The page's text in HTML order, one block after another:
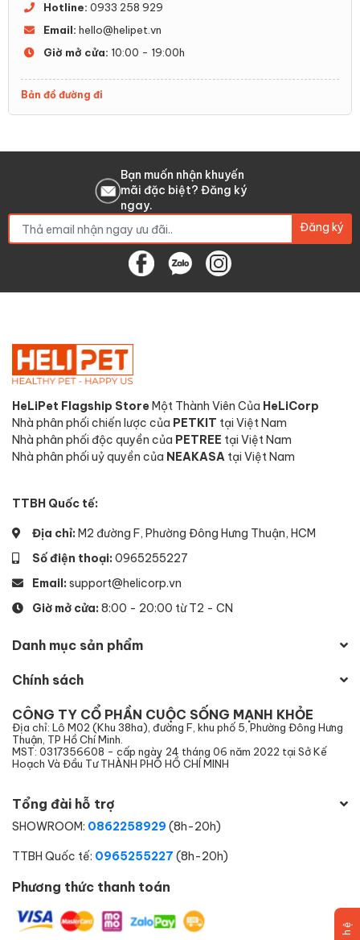
Hotline: 0933 258 929
Email: hello@helipet.vn
Giờ mở cửa: 10:00 - 19:00h
Bản đồ đường đi
Bạn muốn nhận khuyến
mãi đặc biệt? Đăng ký
ngay.
Đăng ký
HeLiPet Flagship StoreMột Thành Viên Của HeLiCorp
Nhà phân phối chiến lược của PETKIT tại Việt Nam
Nhà phân phối độc quyền của PETREE tại Việt Nam
Nhà phân phối uỷ quyền của NEAKASA tại Việt Nam
TTBH Quốc tế:
Địa chỉ: M2 đường F, Phường Đông Hưng Thuận, HCM
Số điện thoại: 0965255227
Email: support@helicorp.vn
Giờ mở cửa: 8:00 - 20:00 từ T2 - CN
Danh mục sản phẩm
Chính sách
CÔNG TY CỔ PHẦN CUỘC SỐNG MẠNH KHỎE
Địa chỉ: Lô M02 (Khu 38ha), đường F, khu phố 5, Phường Đông Hưng
Thuận, TP Hồ Chí Minh.
MST: 0317356608 - cấp ngày 24 tháng 06 năm 2022 tại Sở Kế
Hoạch Và Đầu Tư THÀNH PHỐ HỒ CHÍ MINH
Tổng đài hỗ trợ
SHOWROOM: 0862258929 (8h-20h)
TTBH Quốc tế: 0965255227 (8h-20h)
Phương thức thanh toán